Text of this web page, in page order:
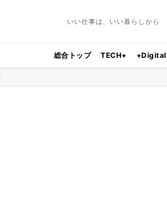
いい仕事は、いい暮らしから
総合トップ TECH+ +Digital